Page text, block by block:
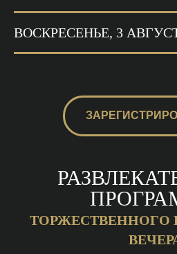
ВОСКРЕСЕНЬЕ, 3